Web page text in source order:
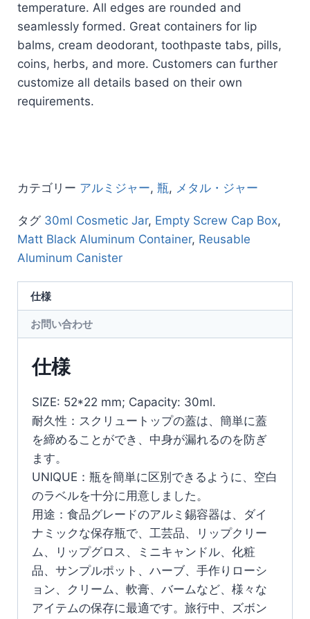
temperature. All edges are rounded and
seamlessly formed. Great containers for lip
balms, cream deodorant, toothpaste tabs, pills,
coins, herbs, and more. Customers can further
customize all details based on their own
requirements.
カテゴリー アルミジャー, 瓶, メタル・ジャー
タグ 30ml Cosmetic Jar, Empty Screw Cap Box,
Matt Black Aluminum Container, Reusable
Aluminum Canister
仕様
お問い合わせ
仕様
SIZE: 52*22 mm; Capacity: 30ml.
耐久性：スクリュートップの蓋は、簡単に蓋
を締めることができ、中身が漏れるのを防ぎ
ます。
UNIQUE：瓶を簡単に区別できるように、空白
のラベルを十分に用意しました。
用途：食品グレードのアルミ錫容器は、ダイ
ナミックな保存瓶で、工芸品、リップクリー
ム、リップグロス、ミニキャンドル、化粧
品、サンプルポット、ハーブ、手作りローシ
ョン、クリーム、軟膏、バームなど、様々な
アイテムの保存に最適です。旅行中、ズボン